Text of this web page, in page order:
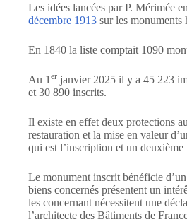
Les idées lancées par P. Mérimée
décembre 1913 sur les monuments
En 1840 la liste comptait 1090
Au 1 er janvier 2025 il y a 45 223
et 30 890 inscrits.
Il existe en effet deux protections
restauration et la mise en valeur
qui est l’inscription et un
Le monument inscrit bénéficie
biens concernés présentent un
les concernant nécessitent une
l’architecte des Bâtiments de